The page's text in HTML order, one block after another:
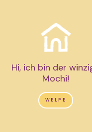
Hi, ich bin der
Mochi!
WELPE